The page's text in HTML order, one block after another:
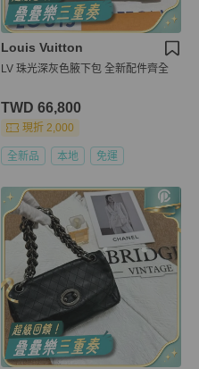
Louis Vuitton
LV 珠光深灰色腋下包 全新配件齊全
TWD 66,800
現折 2,000
全新品 本地 免運